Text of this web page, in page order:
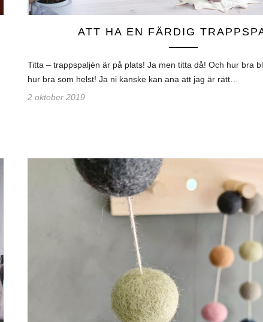
ATT HA EN FÄRDIG
Titta – trappspaljén är på plats! Ja men titta då! Och hur bra
hur bra som helst! Ja ni kanske kan ana att jag är rätt…
2 oktober 2019